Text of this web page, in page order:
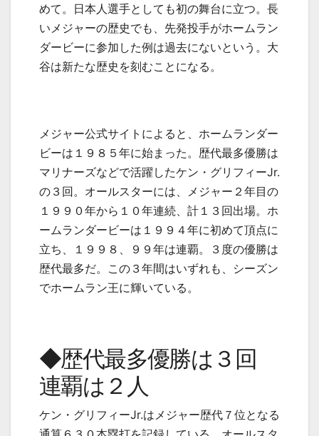
めて。日本人選手としても初の舞台に立つ。長
いメジャーの歴史でも、先発投手がホームラン
ダービーに参加した例は過去にないという。大
谷は新たな歴史を刻むことになる。
メジャー公式サイトによると、ホームランダー
ビーは１９８５年に始まった。歴代最多優勝は
マリナーズなどで活躍したケン・グリフィーJr.
の３回。オールスターには、メジャー２年目の
１９９０年から１０年連続、計１３回出場。ホ
ームランダービーは１９９４年に初めて頂点に
立ち、１９９８、９９年は連覇。３度の優勝は
歴代最多だ。この３年間はいずれも、シーズン
でホームラン王に輝いている。
◆歴代最多優勝は３回
連覇は２人
ケン・グリフィーJr.はメジャー歴代７位となる